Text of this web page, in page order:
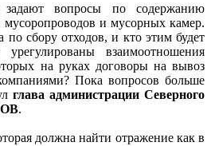
вопросы по содержанию
и мусорных камер.
по сбору отходов, и кто этим будет
взаимоотношения
на руках договоры на вывоз
Пока вопросов больше
глава администрации Северного
.
должна найти отражение как в